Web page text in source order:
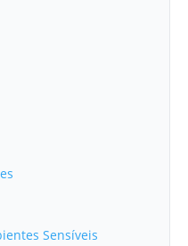
Sensíveis